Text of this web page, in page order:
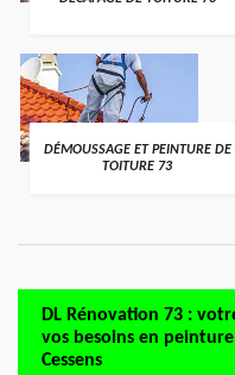
DÉMOUSSAGE ET PEINTURE DE
TOITURE 73
DL Rénovation 73 :
vos besoins en
Cessens